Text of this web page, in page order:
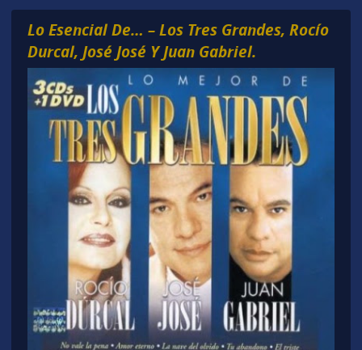
Lo Esencial De… – Los Tres Grandes, Rocío
Durcal, José José Y Juan Gabriel.